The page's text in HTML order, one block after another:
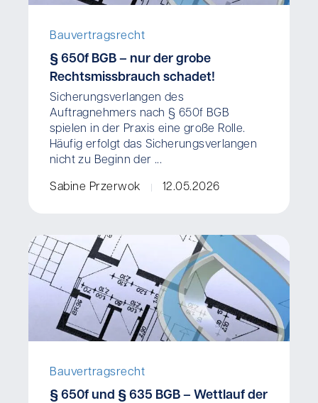
Bauvertragsrecht
§ 650f BGB – nur der grobe
Rechtsmissbrauch schadet!
Sicherungsverlangen des
Auftragnehmers nach § 650f BGB
spielen in der Praxis eine große Rolle.
Häufig erfolgt das Sicherungsverlangen
nicht zu Beginn der ...
Sabine Przerwok 12.05.2026
Bauvertragsrecht
§ 650f und § 635 BGB – Wettlauf der